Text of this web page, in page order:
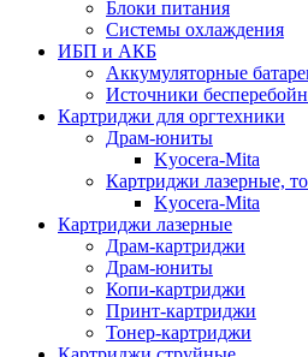
Блоки питания
Системы охлаждения
ИБП и АКБ
Аккумуляторные
Источники
Картриджи для оргтехники
Драм-юниты
Kyocera-Mita
Картриджи лазерные,
Kyocera-Mita
Картриджи лазерные
Драм-картриджи
Драм-юниты
Копи-картриджи
Принт-картриджи
Тонер-картриджи